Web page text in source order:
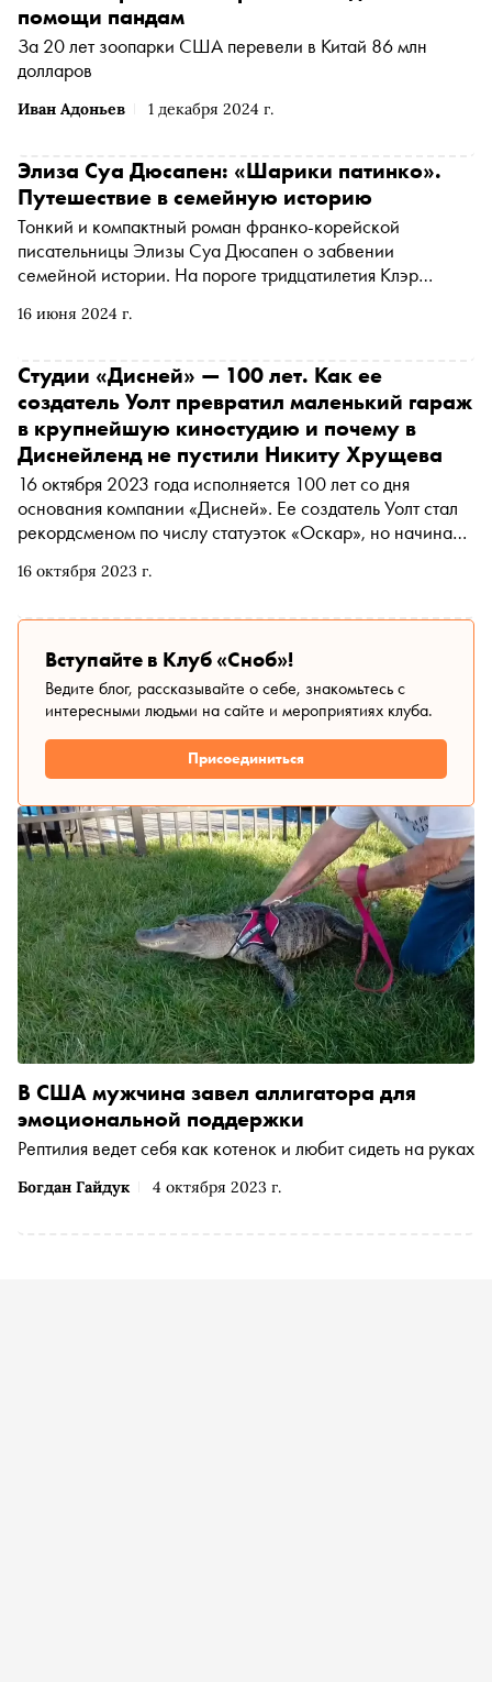
Иван Адоньев 1 декабря 2024 г.
помощи пандам
За 20 лет зоопарки США перевели в Китай 86 млн
долларов
16 июня 2024 г.
Элиза Суа Дюсапен: «Шарики патинко».
Путешествие в семейную историю
Тонкий и компактный роман франко-корейской
писательницы Элизы Суа Дюсапен о забвении
семейной истории. На пороге тридцатилетия Клэр
Здесь, помимо ресторанов и кафе, сосредоточено
дедушка, сбежавший из Кореи более пятидесяти лет
назад. Клэр хочет восстановить связи, утраченные много
лет назад. «Сноб» публикует фрагмент из книги,
вышедшей в издательстве No Age в переводе Елизаветы
Рыбаковой
16 октября 2023 г.
Студии «Дисней» — 100 лет. Как ее
создатель Уолт превратил маленький гараж
в крупнейшую киностудию и почему в
Диснейленд не пустили Никиту Хрущева
16 октября 2023 года исполняется 100 лет со дня
основания компании «Дисней». Ее создатель Уолт стал
рекордсменом по числу статуэток «Оскар», но начинал
историю человека, благодаря которому весь мир узнал о
Вступайте в Клуб «Сноб»!
Ведите блог, рассказывайте о себе, знакомьтесь с
интересными людьми на сайте и мероприятиях клуба.
Присоединиться
Богдан Гайдук 4 октября 2023 г.
В США мужчина завел аллигатора для
эмоциональной поддержки
Рептилия ведет себя как котенок и любит сидеть на руках